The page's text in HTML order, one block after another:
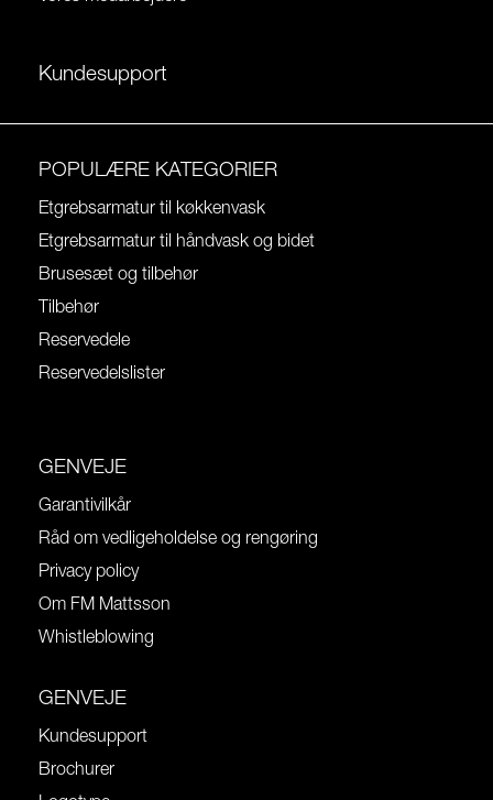
Kundesupport
POPULÆRE KATEGORIER
Etgrebsarmatur til køkkenvask
Etgrebsarmatur til håndvask og bidet
Brusesæt og tilbehør
Tilbehør
Reservedele
Reservedelslister
GENVEJE
Garantivilkår
Råd om vedligeholdelse og rengøring
Privacy policy
Om FM Mattsson
Whistleblowing
GENVEJE
Kundesupport
Brochurer